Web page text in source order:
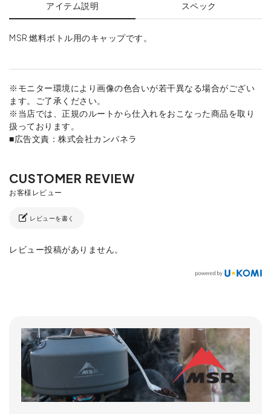
アイテム説明 スペック
MSR 燃料ボトル用のキャップです。
※モニター環境により画像の色合いが若干異なる場合がござい
ます。ご了承ください。
※当店では、正規のルートから仕入れをおこなった商品を取り
扱っております。
■広告文責：株式会社カンパネラ
レビューを書く
レビュー投稿がありません。